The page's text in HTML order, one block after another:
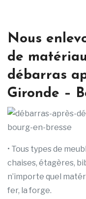
Nous
de
débarras
Gironde –
• Tous types de
chaises, étagères,
n’importe quel
fer, la forge.